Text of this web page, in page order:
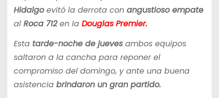
Hidalgoevitó la derrota con angustioso empate
al Roca 712en la Douglas Premier.
Esta tarde-noche de juevesambos equipos
saltaron a la cancha para reponer el
compromiso del domingo, y ante una buena
asistencia brindaron un gran partido.